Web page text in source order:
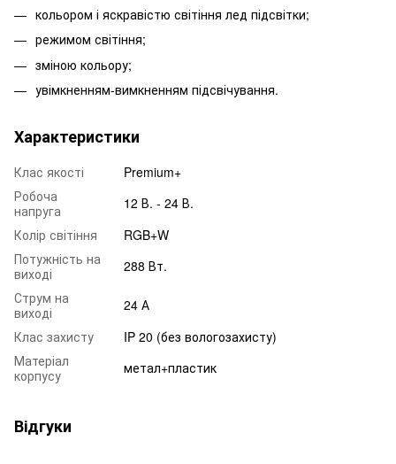
кольором і яскравістю світіння лед підсвітки;
режимом світіння;
зміною кольору;
увімкненням-вимкненням підсвічування.
Характеристики
Клас якості
Premium+
Робоча
напруга
12 В. - 24 В.
Колір світіння
RGB+W
Потужність на
виході
288 Вт.
Струм на
виході
24 А
Клас захисту
IP 20 (без вологозахисту)
Матеріал
корпусу
метал+пластик
Відгуки